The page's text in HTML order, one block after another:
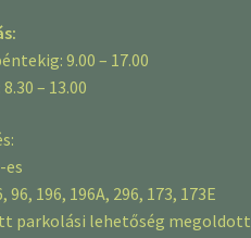
9.00 – 17.00
– 13.00
es
96, 196, 196A, 296, 173, 173E
parkolási lehetőség megoldott